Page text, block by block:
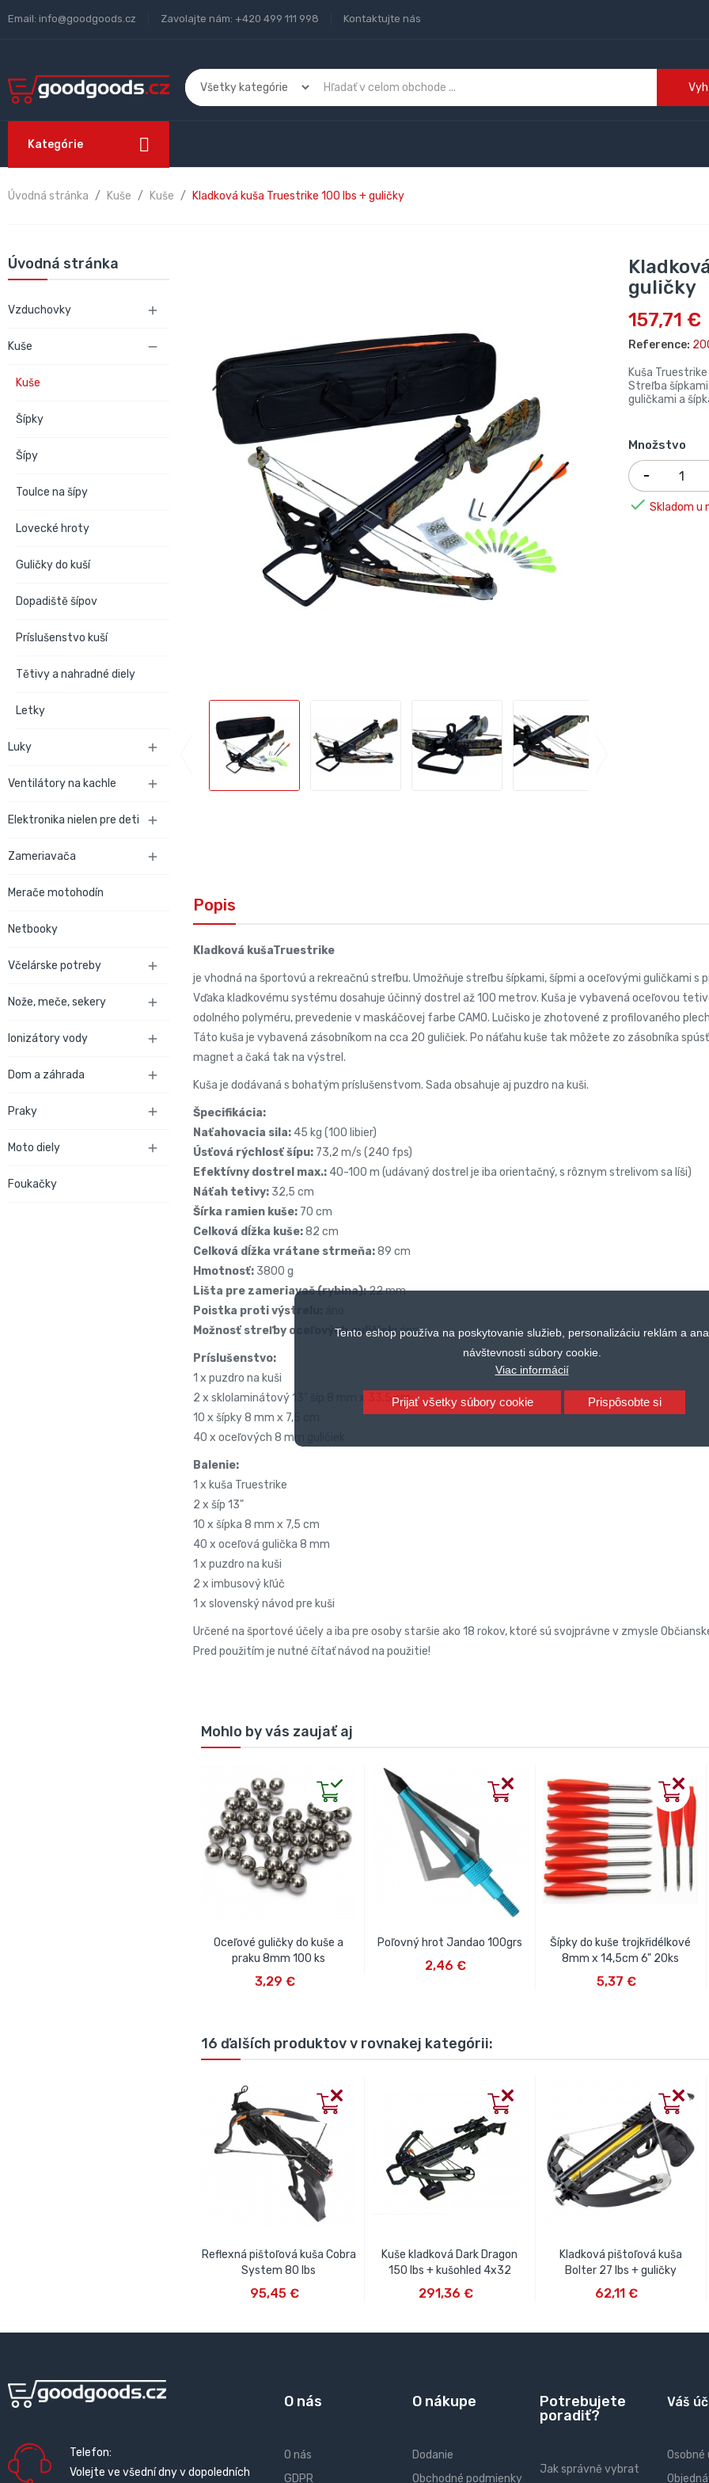
Tento eshop používa na poskytovanie služieb, personalizáciu reklám a
návštevnosti súbory cookie.
Viac informácií
Prijať všetky súbory cookie Prispôsobte si
Email: info@goodgoods.cz Zavolajte nám: +420 499 111 998 Kontaktujte nás
Kategórie
Úvodná stránka Kuše Kuše Kladková kuša Truestrike 100 lbs + guličky
Úvodná stránka
Vzduchovky 
Kuše 
Kuše
Šípky
Šípy
Toulce na šípy
Lovecké hroty
Guličky do kuší
Dopadiště šípov
Príslušenstvo kuší
Tětivy a nahradné diely
Letky
Luky 
Ventilátory na kachle 
Elektronika nielen pre deti 
Zameriavača 
Merače motohodín
Netbooky
Včelárske potreby 
Nože, meče, sekery 
Ionizátory vody 
Dom a záhrada 
Praky 
Moto diely 
Foukačky
guličky
157,71 €
Reference:
Kuša
Streľba
guličkami a
Množstvo
 Skladom u
Popis
Kladková kušaTruestrike
je vhodná na športovú a rekreačnú streľbu. Umožňuje streľbu šípkami, šípmi a oceľovými guličkami s
Vďaka kladkovému systému dosahuje účinný dostrel až 100 metrov. Kuša je vybavená oceľovou
odolného polyméru, prevedenie v maskáčovej farbe CAMO. Lučisko je zhotovené z profilovaného
Táto kuša je vybavená zásobníkom na cca 20 guličiek. Po náťahu kuše tak môžete zo zásobníka
magnet a čaká tak na výstrel.
Kuša je dodávaná s bohatým príslušenstvom. Sada obsahuje aj puzdro na kuši.
Špecifikácia:
Naťahovacia sila: 45 kg (100 libier)
Úsťová rýchlosť šípu: 73,2 m/s (240 fps)
Efektívny dostrel max.: 40-100 m (udávaný dostrel je iba orientačný, s rôznym strelivom sa líši)
Náťah tetivy: 32,5 cm
Šírka ramien kuše: 70 cm
Celková dĺžka kuše:82 cm
Celková dĺžka vrátane strmeňa:89 cm
Hmotnosť: 3800 g
Lišta pre zameriavač (rybina):22 mm
Poistka proti výstrelu:
Možnosť streľby oceľových guličiek: áno
Príslušenstvo:
1 x puzdro na kuši
2 x sklolaminátový 13" šíp 8 mm x 33,5 cm
10 x šípky 8 mm x 7,5 cm
40 x oceľových 8 mm guličiek
Balenie:
1 x kuša Truestrike
2 x šíp 13"
10 x šípka 8 mm x 7,5 cm
40 x oceľová gulička 8 mm
1 x puzdro na kuši
2 x imbusový kľúč
1 x slovenský návod pre kuši
Určené na športové účely a iba pre osoby staršie ako 18 rokov, ktoré sú svojprávne v zmysle
Pred použitím je nutné čítať návod na použitie!
Mohlo by vás zaujať aj
Oceľové guličky do kuše a
praku 8mm 100 ks
3,29 €
Poľovný hrot Jandao 100grs
2,46 €
Šípky do kuše trojkřidélkové
8mm x 14,5cm 6" 20ks
5,37 €
16 ďalších produktov v rovnakej kategórii:
Reflexná pištoľová kuša Cobra
System 80 lbs
95,45 €
Kuše kladková Dark Dragon
150 lbs + kušohled 4x32
291,36 €
Kladková pištoľová kuša
Bolter 27 lbs + guličky
62,11 €
Telefon:
Volejte ve všední dny v dopoledních
O nás
O nás
GDPR
O nákupe
Dodanie
Obchodné podmienky
Potrebujete
poradiť?
Jak správně vybrat
Váš
Osobné